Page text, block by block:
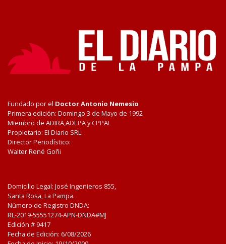
Fundado por el Doctor Antonio Nemesio
Primera edición: Domingo 3 de Mayo de 1992
Miembro de ADIRA,ADEPA y CPPAL
Propietario: El Diario SRL
Director Periodístico:
Walter René Goñi
Domicilio Legal: José Ingenieros 855,
Santa Rosa, La Pampa.
Número de Registro DNDA:
RL-2019-55551274-APN-DNDA#MJ
Edición # 9417
Fecha de Edición: 6/08/2026